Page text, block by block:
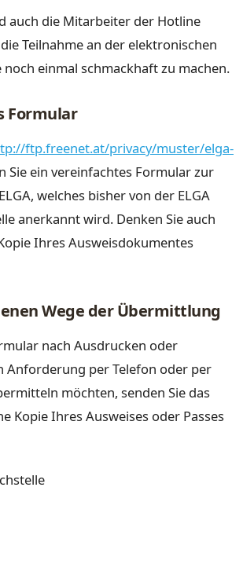
auch die Mitarbeiter der Hotline
Teilnahme an der elektronischen
einmal schmackhaft zu machen.
Formular
ftp.freenet.at/privacy/muster/elga-
Sie ein vereinfachtes Formular zur
welches bisher von der ELGA
anerkannt wird. Denken Sie auch
Ihres Ausweisdokumentes
Wege der Übermittlung
nach Ausdrucken oder
Anforderung per Telefon oder per
möchten, senden Sie das
Kopie Ihres Ausweises oder Passes